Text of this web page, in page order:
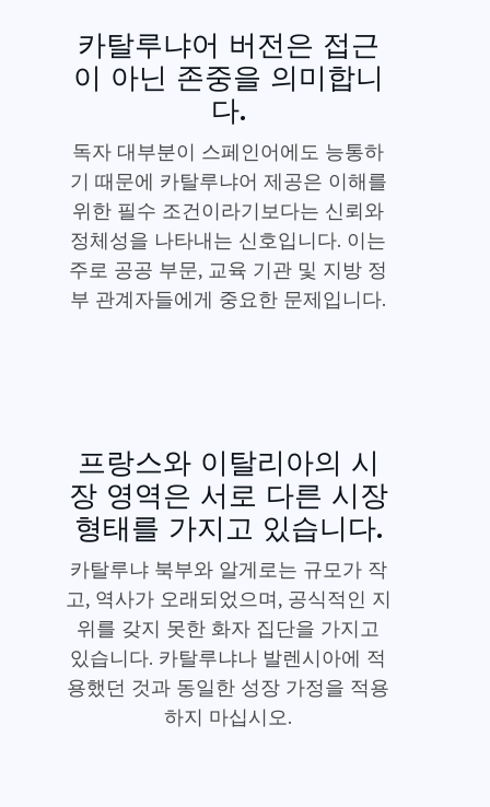
카탈루냐어 버전은 접근
이 아닌 존중을 의미합니
다.
독자 대부분이 스페인어에도 능통하
기 때문에 카탈루냐어 제공은 이해를
위한 필수 조건이라기보다는 신뢰와
정체성을 나타내는 신호입니다. 이는
주로 공공 부문, 교육 기관 및 지방 정
부 관계자들에게 중요한 문제입니다.
프랑스와 이탈리아의 시
장 영역은 서로 다른 시장
형태를 가지고 있습니다.
카탈루냐 북부와 알게로는 규모가 작
고, 역사가 오래되었으며, 공식적인 지
위를 갖지 못한 화자 집단을 가지고
있습니다. 카탈루냐나 발렌시아에 적
용했던 것과 동일한 성장 가정을 적용
하지 마십시오.